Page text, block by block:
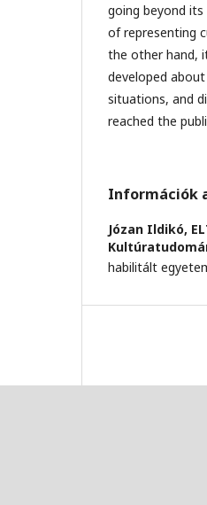
going beyond
of representing
the other hand,
developed
situations, and
reached the
Információk
Józan Ildikó,
habilitált